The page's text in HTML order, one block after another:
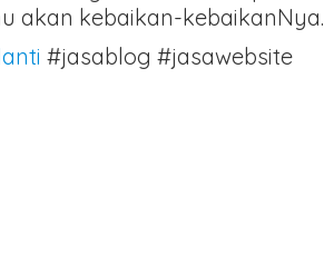
akan kebaikan-kebaikanNya.
#jasablog #jasawebsite